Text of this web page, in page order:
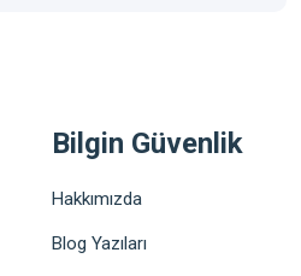
Bilgin Güvenlik
Hakkımızda
Blog Yazıları